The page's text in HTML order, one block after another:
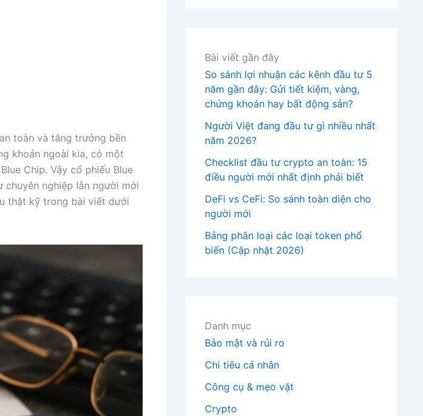
toàn và tăng trưởng bền
khoán ngoài kia, có một
Chip. Vậy cổ phiếu Blue
chuyên nghiệp lẫn người mới
thật kỹ trong bài viết dưới
Bài viết gần đây
So sánh lợi nhuận các kênh đầu tư 5
năm gần đây: Gửi tiết kiệm, vàng,
chứng khoán hay bất động sản?
Người Việt đang đầu tư gì nhiều nhất
năm 2026?
Checklist đầu tư crypto an toàn: 15
điều người mới nhất định phải biết
DeFi vs CeFi: So sánh toàn diện cho
người mới
Bảng phân loại các loại token phổ
biến (Cập nhật 2026)
Danh mục
Bảo mật và rủi ro
Chi tiêu cá nhân
Công cụ & mẹo vặt
Crypto